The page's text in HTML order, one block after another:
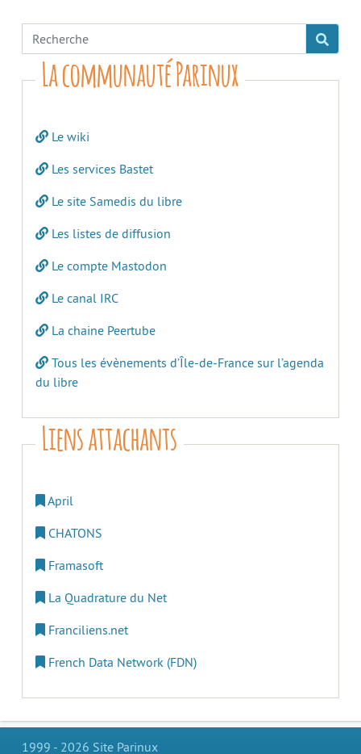
La communauté Parinux
Le wiki
Les services Bastet
Le site Samedis du libre
Les listes de diffusion
Le compte Mastodon
Le canal IRC
La chaine Peertube
Tous les évènements d’Île-de-France sur l’agenda
du libre
Liens attachants
April
CHATONS
Framasoft
La Quadrature du Net
Franciliens.net
French Data Network (FDN)
1999 - 2026 Site Parinux